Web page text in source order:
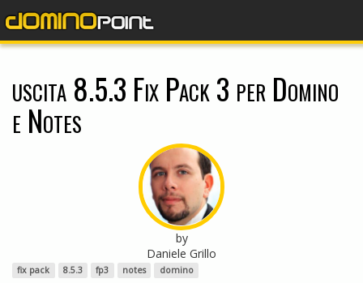
uscita 8.5.3 Fix Pack 3 per Domino
e Notes
by
Daniele Grillo
fix pack 8.5.3 fp3 notes domino